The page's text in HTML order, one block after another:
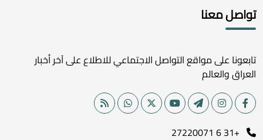
تواصل معنا
تابعونا على مواقع التواصل الاجتماعي للاطلاع على آخر أخبار
العراق والعالم
+31 6 27220071